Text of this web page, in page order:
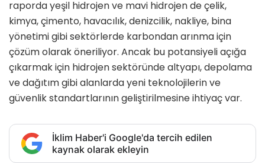
raporda yeşil hidrojen ve mavi hidrojen de çelik,
kimya, çimento, havacılık, denizcilik, nakliye, bina
yönetimi gibi sektörlerde karbondan arınma için
çözüm olarak öneriliyor. Ancak bu potansiyeli açığa
çıkarmak için hidrojen sektöründe altyapı, depolama
ve dağıtım gibi alanlarda yeni teknolojilerin ve
güvenlik standartlarının geliştirilmesine ihtiyaç var.
İklim Haber'i Google'da tercih edilen
kaynak olarak ekleyin